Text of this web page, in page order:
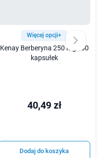
Więcej opcji+
Kenay Berberyna 250 mg - 60
kapsułek
40,49 zł
Dodaj do koszyka